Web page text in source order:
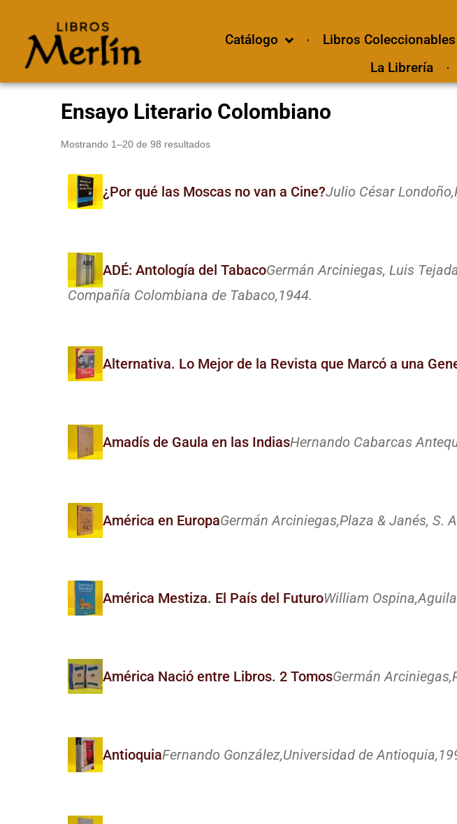
Catálogo Libros Coleccionables
La Librería
Ensayo Literario Colombiano
Mostrando 1–20 de 98 resultados
¿Por qué las Moscas no van a Cine?Julio César Londoño,
ADÉ: Antología del TabacoGermán Arciniegas, Luis
Compañía Colombiana de Tabaco,1944.
Alternativa. Lo Mejor de la Revista que Marcó a una
Amadís de Gaula en las IndiasHernando Cabarcas
América en EuropaGermán Arciniegas,Plaza & Janés, S.
América Mestiza. El País del FuturoWilliam Ospina,
América Nació entre Libros. 2 TomosGermán Arciniegas,
AntioquiaFernando González,Universidad de Antioquia,